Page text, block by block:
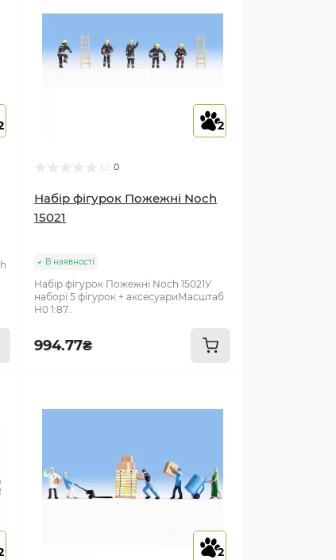
2
0
Набір фігурок Пожежні Noch
15021
В наявності
Набір фігурок Пожежні Noch 15021У
наборі 5 фігурок + аксесуариМасштаб
Н0 1:87..
994.77₴
2